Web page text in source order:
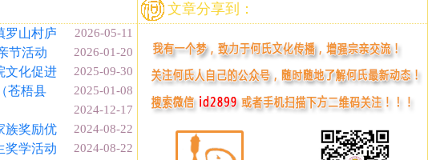
2026-05-11
罗山村庐
2026-01-20
节活动
2025-09-30
文化促进
2025-01-08
苍梧县
2024-12-17
2024-08-22
族奖励优
2024-08-22
奖学活动
文章分享到：